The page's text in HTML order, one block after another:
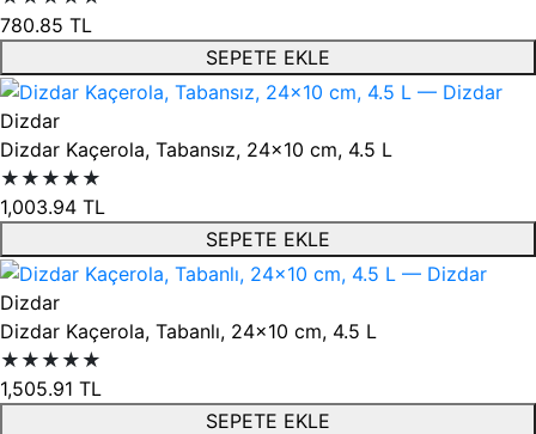
780.85 TL
SEPETE EKLE
Dizdar
Dizdar Kaçerola, Tabansız, 24x10 cm, 4.5 L
★★★★★
1,003.94 TL
SEPETE EKLE
Dizdar
Dizdar Kaçerola, Tabanlı, 24x10 cm, 4.5 L
★★★★★
1,505.91 TL
SEPETE EKLE